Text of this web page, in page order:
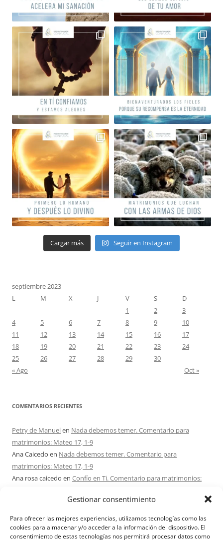
Gestionar consentimiento
Para ofrecer las mejores experiencias, utilizamos tecnologías como las
cookies para almacenar y/o acceder a la información del dispositivo. El
consentimiento de estas tecnologías nos permitirá procesar datos como
Cargar más Seguir en Instagram
septiembre 2023
L
M X J V S
D
1
2
3
4
5 6 7 8 9
10
11
12 13 14 15 16
17
18
19 20 21 22 23
24
25
26 27 28 29
30
« Ago
Oct »
COMENTARIOS RECIENTES
Petry de Manuelen Nada debemos temer. Comentario para
matrimonios: Mateo 17, 1-9
Ana Caicedo en Nada debemos temer. Comentario para
matrimonios: Mateo 17, 1-9
Ana rosa caicedo en Confío en Ti. Comentario para matrimonios:
en¿Ser o hacer? Comentario para Matrimonios:
Mateo 15, 1-2. 10-14
Maria Asuncion Herrero Mendezen¿Ser o hacer? Comentario para
Matrimonios: Mateo 15, 1-2. 10-14